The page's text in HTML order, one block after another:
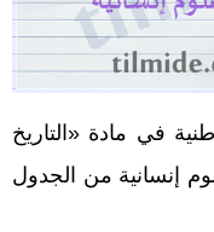
في مادة «التاريخ
إنسانية من الجدول